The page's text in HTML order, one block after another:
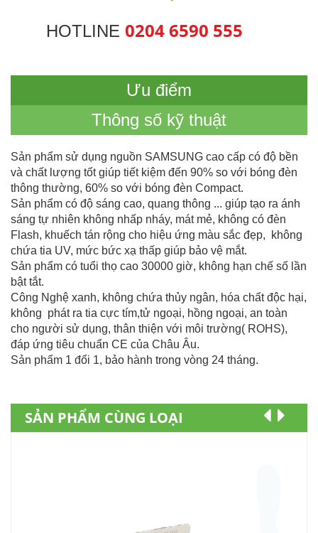
HOTLINE 0204 6590 555
Ưu điểm
Thông số kỹ thuật
Sản phẩm sử dụng nguồn SAMSUNG cao cấp có độ bền
và chất lượng tốt giúp tiết kiệm đến 90% so với bóng đèn
thông thường, 60% so với bóng đèn Compact.
Sản phẩm có độ sáng cao, quang thông ... giúp tạo ra ánh
sáng tự nhiên không nhấp nháy, mát mẻ, không có đèn
Flash, khuếch tán rộng cho hiệu ứng màu sắc đẹp, không
chứa tia UV, mức bức xạ thấp giúp bảo vệ mắt.
Sản phẩm có tuổi thọ cao 30000 giờ, không hạn chế số lần
bật tắt.
Công Nghệ xanh, không chứa thủy ngân, hóa chất độc hại,
không phát ra tia cực tím,tử ngoại, hồng ngoại, an toàn
cho người sử dụng, thân thiện với môi trường( ROHS),
đáp ứng tiêu chuẩn CE của Châu Âu.
Sản phẩm 1 đổi 1, bảo hành trong vòng 24 tháng.
SẢN PHẨM CÙNG LOẠI